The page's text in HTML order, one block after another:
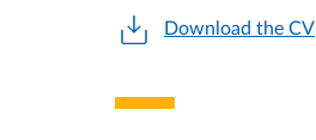
Download the CV